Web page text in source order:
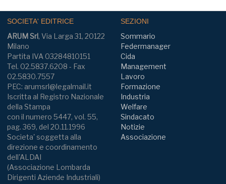
SOCIETA' EDITRICE
ARUM Srl, Via Larga 31, 20122
Milano
Partita IVA 03284810151
Tel. 02.5837.6208 - Fax
02.5830.7557
PEC: arumsrl@legalmail.it
Iscritta al Registro Nazionale
della Stampa
con il numero 5447, vol. 55,
pag. 369, del 20.11.1996
Societa' soggetta alla
direzione e coordinamento
dell'ALDAI
(Associazione Lombarda
Dirigenti Aziende Industriali)
SEZIONI
Sommario
Federmanager
Cida
Management
Lavoro
Formazione
Industria
Welfare
Sindacato
Notizie
Associazione